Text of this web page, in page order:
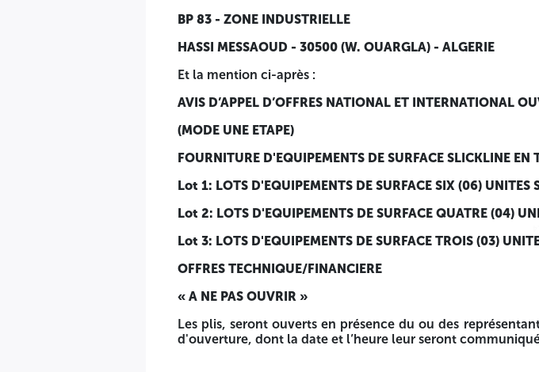
Lot 3: LOTS D'EQUIPEMENTS DE SURFACE TROIS (03) UNITES SLICKLINE
OFFRES TECHNIQUE/FINANCIERE
Les plis, seront ouverts en présence du ou des représentants des
BP 83 - ZONE INDUSTRIELLE
HASSI MESSAOUD - 30500 (W. OUARGLA) - ALGERIE
Et la mention ci-après :
AVIS D’APPEL D’OFFRES NATIONAL ET INTERNATIONAL
(MODE UNE ETAPE)
FOURNITURE D'EQUIPEMENTS DE SURFACE SLICKLINE EN
Lot 1: LOTS D'EQUIPEMENTS DE SURFACE SIX (06) UNITES
Lot 2: LOTS D'EQUIPEMENTS DE SURFACE QUATRE (04)
Lot 3: LOTS D'EQUIPEMENTS DE SURFACE TROIS (03)
OFFRES TECHNIQUE/FINANCIERE
« A NE PAS OUVRIR »
Les plis, seront ouverts en présence du ou des
d'ouverture, dont la date et l’heure leur seront